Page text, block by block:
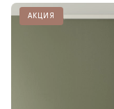
АКЦИЯ